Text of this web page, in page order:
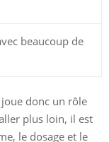
beaucoup de
joue donc un rôle
plus loin, il est
le dosage et le